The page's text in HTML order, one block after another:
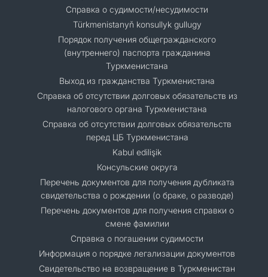
Справка о судимости/несудимости
Türkmenistanyň konsullyk gullugy
Порядок получения общегражданского
(внутреннего) паспорта гражданина
Туркменистана
Выход из гражданства Туркменистана
Справка об отсутствии долговых обязательств из
налогового органа Туркменистана
Справка об отсутствии долговых обязательств
перед ЦБ Туркменистана
Kabul edilişik
Консульские округа
Перечень документов для получения дубликата
свидетельства о рождении (о браке, о разводе)
Перечень документов для получения справки о
смене фамилии
Справка о погашении судимости
Информация о порядке легализации документов
Cвидетельство на возвращение в Туркменистан